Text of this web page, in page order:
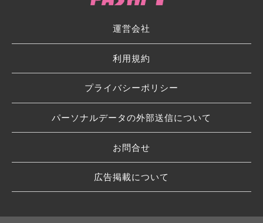
運営会社
利用規約
プライバシーポリシー
パーソナルデータの外部送信について
お問合せ
広告掲載について